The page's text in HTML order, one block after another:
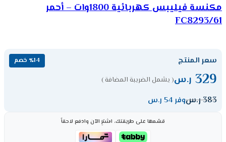
مكنسة فيليبس كهربائية 1800وات – أحمر
FC8293/61
سعر المنتج ٪14 خصم
329 ر.س( يشمل الضريبة المضافة )
383ر.سوفر 54 ر.س
قسّمها على طريقتك، اشترِ الآن وادفع لاحقاً